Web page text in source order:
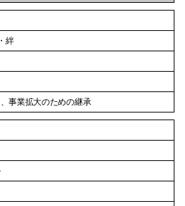
絆
事業拡大のための継承